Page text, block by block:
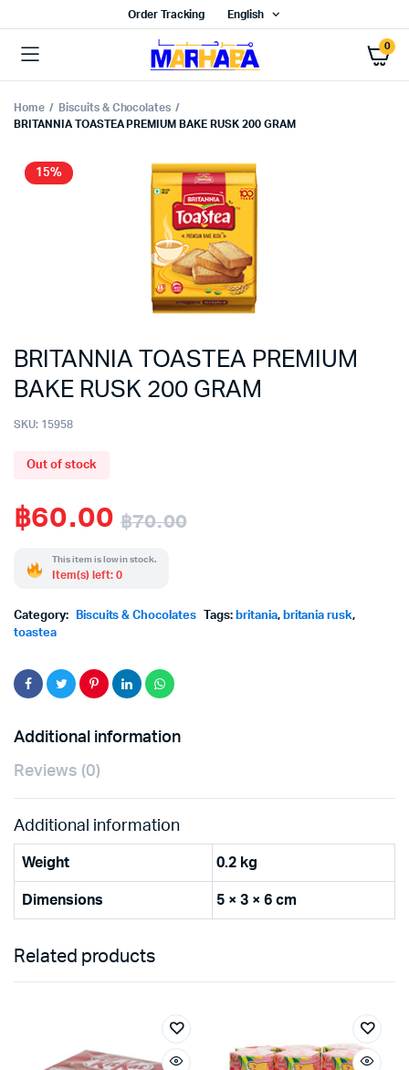
Order Tracking English
0
Home
Biscuits & Chocolates
BRITANNIA TOASTEA PREMIUM BAKE RUSK 200 GRAM
15%
BRITANNIA TOASTEA PREMIUM
BAKE RUSK 200 GRAM
SKU: 15958
Out of stock
฿70.00
฿60.00
This item is low in stock.
Item(s) left: 0
Category: Biscuits & Chocolates Tags: britania, britania rusk,
toastea
Additional information
Reviews (0)
Additional information
Weight 0.2 kg
Dimensions 5 × 3 × 6 cm
Related products